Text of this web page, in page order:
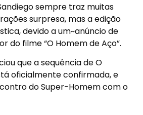
sempre traz muitas
surpresa, mas a edição
devido a um~anúncio de
do filme “O Homem de Aço”.
que a sequência de O
oficialmente confirmada, e
do Super-Homem com o